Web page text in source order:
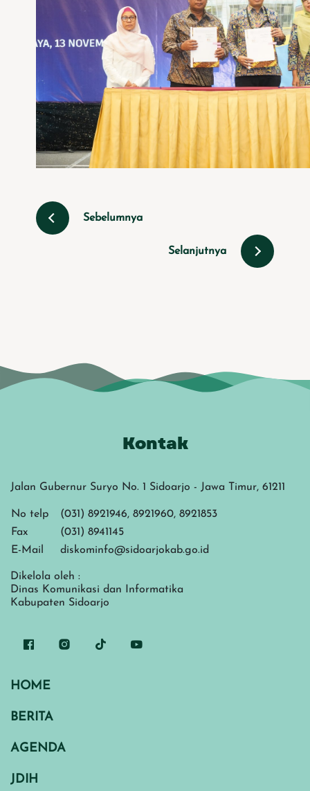
Sebelumnya
Selanjutnya
Kontak
Jalan Gubernur Suryo No. 1 Sidoarjo - Jawa Timur, 61211
No telp
(031) 8921946, 8921960, 8921853
Fax
(031) 8941145
E-Mail
diskominfo@sidoarjokab.go.id
Dikelola oleh :
Dinas Komunikasi dan Informatika
Kabupaten Sidoarjo
HOME
BERITA
AGENDA
JDIH